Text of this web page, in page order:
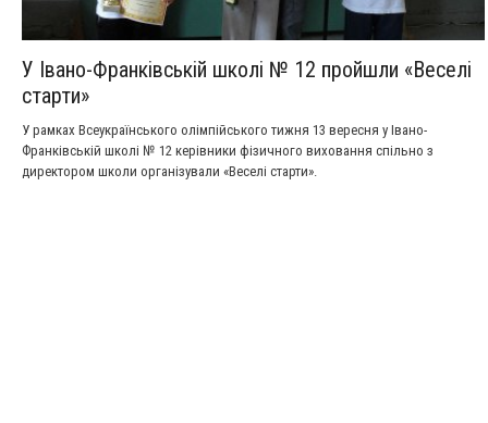
У Івано-Франківській школі № 12 пройшли «Веселі
старти»
У рамках Всеукраїнського олімпійського тижня 13 вересня у Івано-
Франківській школі № 12 керівники фізичного виховання спільно з
директором школи організували «Веселі старти».